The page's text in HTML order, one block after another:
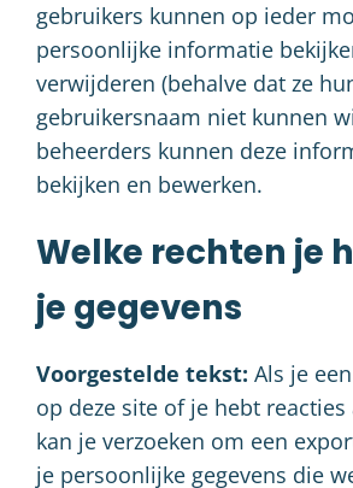
gebruikers kunnen op ieder
persoonlijke informatie
verwijderen (behalve dat ze
gebruikersnaam niet kunnen
beheerders kunnen deze
bekijken en bewerken.
Welke rechten je
je gegevens
Voorgestelde tekst: Als je
op deze site of je hebt
kan je verzoeken om een
je persoonlijke gegevens die